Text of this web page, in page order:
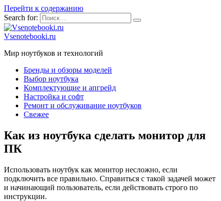
Перейти к содержанию
Search for:
Vsenotebooki.ru
Мир ноутбуков и технологий
Бренды и обзоры моделей
Выбор ноутбука
Комплектующие и апгрейд
Настройка и софт
Ремонт и обслуживание ноутбуков
Свежее
Как из ноутбука сделать монитор для
ПК
Использовать ноутбук как монитор несложно, если
подключить все правильно. Справиться с такой задачей может
и начинающий пользователь, если действовать строго по
инструкции.